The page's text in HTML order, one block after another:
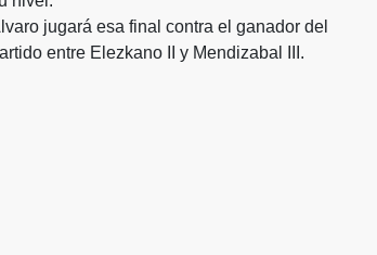
jugará esa final contra el ganador del
entre Elezkano II y Mendizabal III.